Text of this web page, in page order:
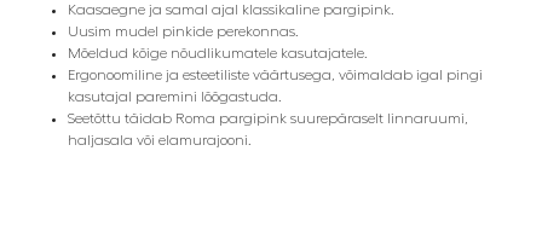
Kaasaegne ja samal ajal klassikaline pargipink.
Uusim mudel pinkide perekonnas.
Mõeldud kõige nõudlikumatele kasutajatele.
Ergonoomiline ja esteetiliste väärtusega, võimaldab igal pingi
kasutajal paremini lõõgastuda.
Seetõttu täidab Roma pargipink suurepäraselt linnaruumi,
haljasala või elamurajooni.